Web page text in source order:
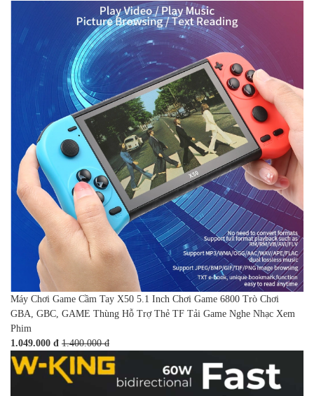
Máy Chơi Game Cầm Tay X50 5.1 Inch Chơi Game 6800 Trò Chơi
GBA, GBC, GAME Thùng Hỗ Trợ Thẻ TF Tải Game Nghe Nhạc Xem
Phim
1.049.000 đ 1.400.000 đ